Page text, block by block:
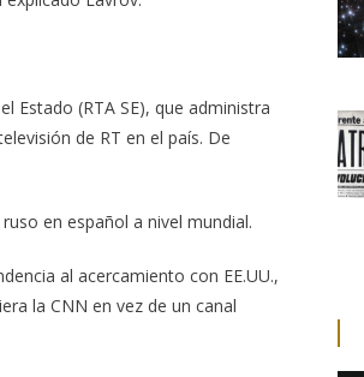
Estado (RTA SE), que administra
de RT en el país. De
en español a nivel mundial.
al acercamiento con EE.UU.,
la CNN en vez de un canal